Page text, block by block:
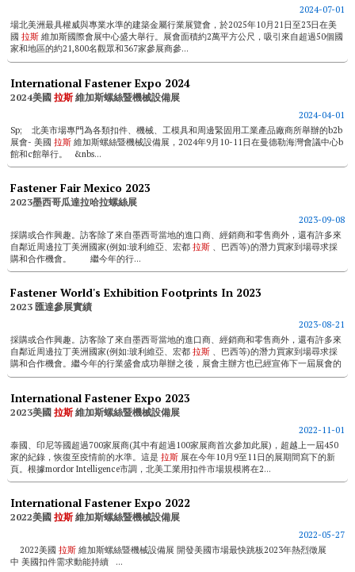
2024-07-01
場北美洲最具權威與專業水準的建築金屬行業展覽會，於2025年10月21日至23日在美
國 拉斯維加斯國際會展中心盛大舉行。展會面積約2萬平方公尺，吸引來自超過50個國
家和地區的約21,800名觀眾和367家參展商參...
International Fastener Expo 2024
2024美國拉斯維加斯螺絲暨機械設備展
2024-04-01
Sp; 北美市場專門為各類扣件、機械、工模具和周邊緊固用工業產品廠商所舉辦的b2b
展會- 美國 拉斯維加斯螺絲暨機械設備展，2024年9月10-11日在曼德勒海灣會議中心b
館和c館舉行。 &nbs...
Fastener Fair Mexico 2023
2023墨西哥瓜達拉哈拉螺絲展
2023-09-08
採購或合作興趣。訪客除了來自墨西哥當地的進口商、經銷商和零售商外，還有許多來
自鄰近周邊拉丁美洲國家(例如:玻利維亞、宏都 拉斯 、巴西等)的潛力買家到場尋求採
購和合作機會。 繼今年的行...
Fastener World's Exhibition Footprints In 2023
2023 匯達參展實績
2023-08-21
採購或合作興趣。訪客除了來自墨西哥當地的進口商、經銷商和零售商外，還有許多來
自鄰近周邊拉丁美洲國家(例如:玻利維亞、宏都 拉斯 、巴西等)的潛力買家到場尋求採
購和合作機會。繼今年的行業盛會成功舉辦之後，展會主辦方也已經宣佈下一屆展會的
日期，訂於20...
International Fastener Expo 2023
2023美國拉斯維加斯螺絲暨機械設備展
2022-11-01
泰國、印尼等國超過700家展商(其中有超過100家展商首次參加此展)，超越上一屆450
家的紀錄，恢復至疫情前的水準。這是 拉斯 展在今年10月9至11日的展期間寫下的新
頁。根據mordor Intelligence市調，北美工業用扣件市場規模將在2...
International Fastener Expo 2022
2022美國拉斯維加斯螺絲暨機械設備展
2022-05-27
2022美國 拉斯維加斯螺絲暨機械設備展 開發美國市場最快跳板2023年熱烈徵展
中 美國扣件需求動能持續 ...